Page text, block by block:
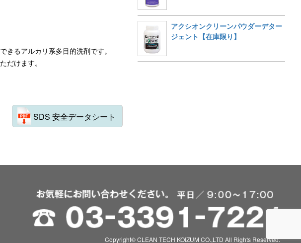
きるアルカリ系多目的洗剤です。
だけます。
SDS 安全データシート
アクシオンクリーンパウダーデター
ジェント【在庫限り】
Copyright© CLEAN TECH KOIZUM CO.,LTD All Rights Reserved.